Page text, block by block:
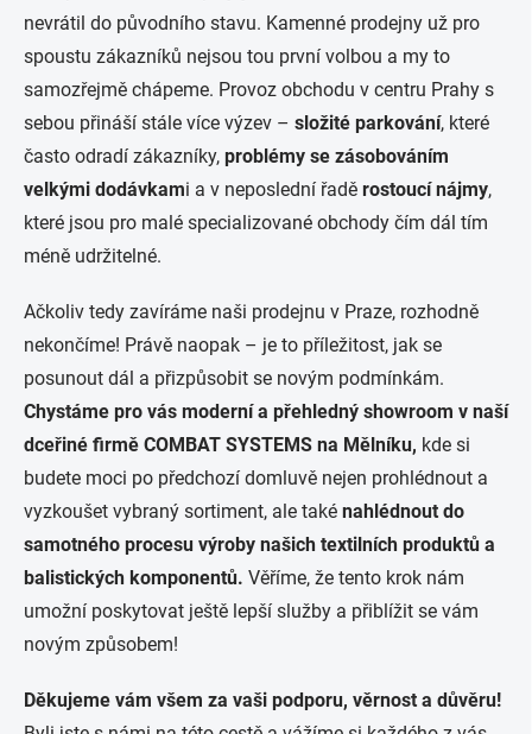
nevrátil do původního stavu. Kamenné prodejny už pro
spoustu zákazníků nejsou tou první volbou a my to
samozřejmě chápeme. Provoz obchodu v centru Prahy s
sebou přináší stále více výzev – složité parkování, které
často odradí zákazníky, problémy se zásobováním
velkými dodávkami a v neposlední řadě rostoucí nájmy,
které jsou pro malé specializované obchody čím dál tím
méně udržitelné.
Ačkoliv tedy zavíráme naši prodejnu v Praze, rozhodně
nekončíme! Právě naopak – je to příležitost, jak se
posunout dál a přizpůsobit se novým podmínkám.
Chystáme pro vás moderní a přehledný showroom v naší
dceřiné firmě COMBAT SYSTEMS na Mělníku, kde si
budete moci po předchozí domluvě nejen prohlédnout a
vyzkoušet vybraný sortiment, ale také nahlédnout do
samotného procesu výroby našich textilních produktů a
balistických komponentů. Věříme, že tento krok nám
umožní poskytovat ještě lepší služby a přiblížit se vám
novým způsobem!
Děkujeme vám všem za vaši podporu, věrnost a důvěru!